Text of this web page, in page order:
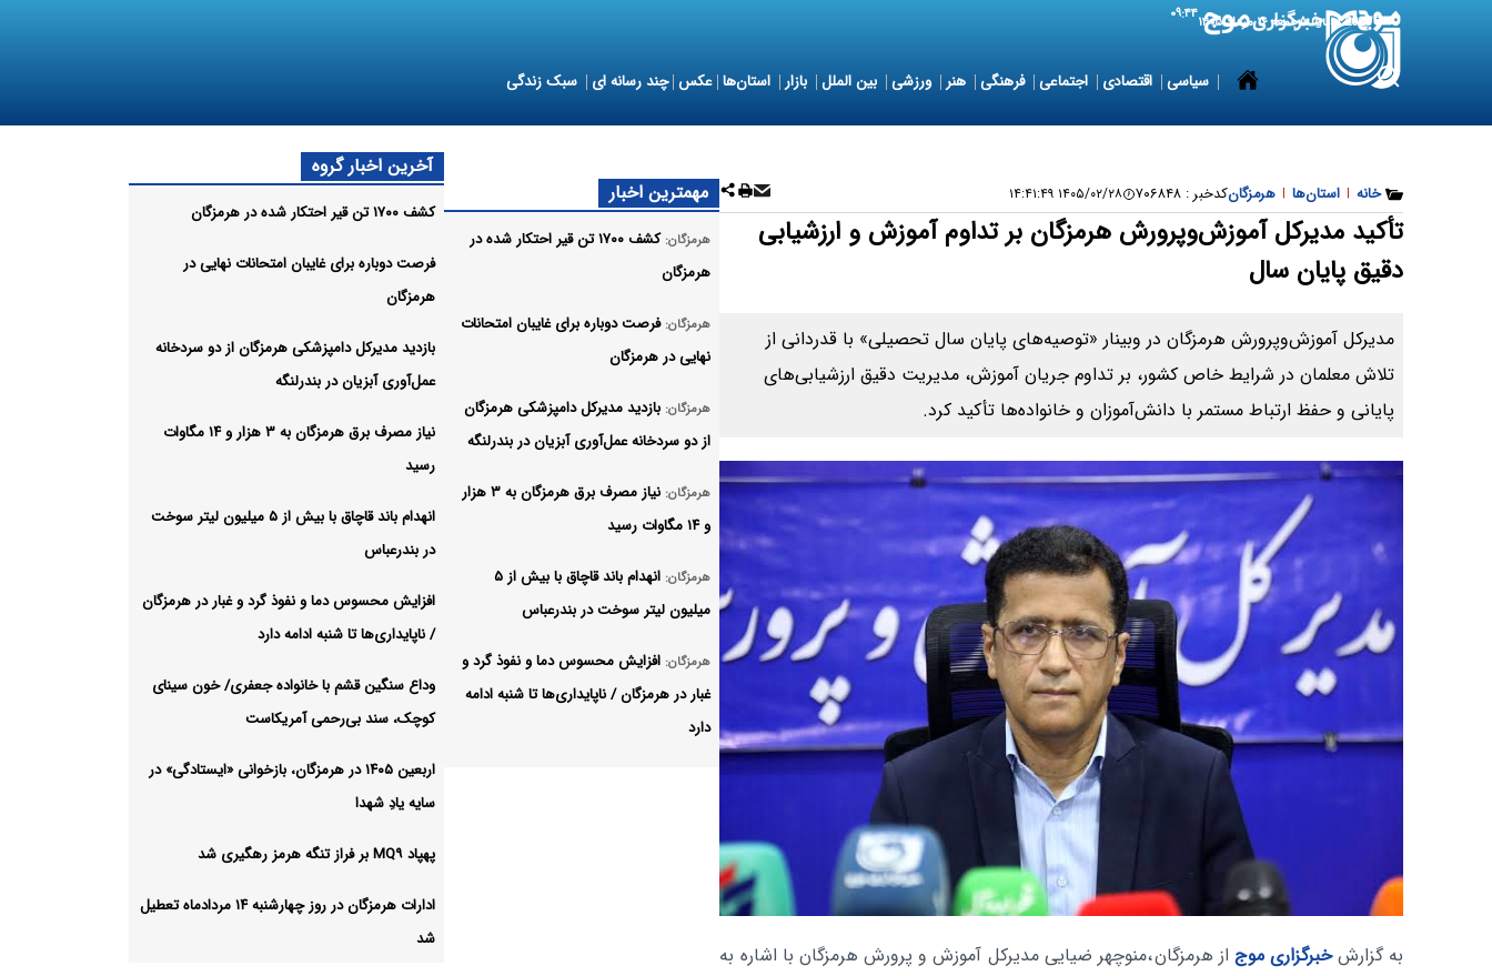
7 August 2026 جمعه ۱۶ مرداد ۱۴۰۵ ۰۹:۴۴
سیاسی اقتصادی اجتماعی فرهنگی هنر ورزشی بین الملل بازار استان‌ها عکس چند رسانه ای سبک زندگی
خانه | استان‌ها | هرمزگانکدخبر : ۷۰۶۸۴۸ ۱۴۰۵/۰۲/۲۸ ۱۴:۴۱:۴۹
تأکید مدیرکل آموزش‌وپرورش هرمزگان بر تداوم آموزش و ارزشیابی
دقیق پایان سال
مدیرکل آموزش‌وپرورش هرمزگان در وبینار «توصیه‌های پایان سال تحصیلی» با قدردانی از
تلاش معلمان در شرایط خاص کشور، بر تداوم جریان آموزش، مدیریت دقیق ارزشیابی‌های
پایانی و حفظ ارتباط مستمر با دانش‌آموزان و خانواده‌ها تأکید کرد.
به گزارشخبرگزاری موج از هرمزگان،منوچهر ضیایی مدیرکل آموزش و پرورش هرمزگان با اشاره به
مهمترین اخبار
هرمزگان:
کشف ۱۷۰۰ تن قیر احتکار شده در
هرمزگان
هرمزگان: فرصت دوباره برای غایبان امتحانات
نهایی در هرمزگان
هرمزگان: بازدید مدیرکل دامپزشکی هرمزگان
از دو سردخانه عمل‌آوری آبزیان در بندرلنگه
هرمزگان:
نیاز مصرف برق هرمزگان به ۳ هزار
و ۱۴ مگاوات رسید
هرمزگان:
انهدام باند قاچاق با بیش از ۵
میلیون لیتر سوخت در بندرعباس
هرمزگان: افزایش محسوس دما و نفوذ گرد و
غبار در هرمزگان / ناپایداری‌ها تا شنبه ادامه
دارد
آخرین اخبار گروه
کشف ۱۷۰۰ تن قیر احتکار شده در هرمزگان
فرصت دوباره برای غایبان امتحانات نهایی در
هرمزگان
بازدید مدیرکل دامپزشکی هرمزگان از دو سردخانه
عمل‌آوری آبزیان در بندرلنگه
نیاز مصرف برق هرمزگان به ۳ هزار و ۱۴ مگاوات
رسید
انهدام باند قاچاق با بیش از ۵ میلیون لیتر سوخت
در بندرعباس
افزایش محسوس دما و نفوذ گرد و غبار در هرمزگان
/ ناپایداری‌ها تا شنبه ادامه دارد
وداع سنگین قشم با خانواده جعفری/ خون سینای
کوچک، سند بی‌رحمی آمریکاست
اربعین ۱۴۰۵ در هرمزگان، بازخوانی «ایستادگی» در
سایه یادِ شهدا
پهپاد MQ۹ بر فراز تنگه هرمز رهگیری شد
ادارات هرمزگان در روز چهارشنبه ۱۴ مردادماه تعطیل
شد